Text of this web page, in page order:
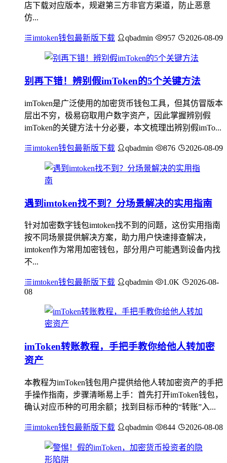
店下载对应版本，规避第三方非官方渠道，防止恶意
仿...
imtoken钱包最新版下载 qbadmin 957 2026-08-09
别再下错！辨别假imToken的5个关键方法
imToken是广泛使用的加密货币钱包工具，但其仿冒版本
层出不穷，极易窃取用户数字资产，因此掌握辨别假
imToken的关键方法十分必要，本文梳理出辨别假imTo...
imtoken钱包最新版下载 qbadmin 876 2026-08-09
遇到imtoken找不到？分场景解决的实用指南
针对加密数字钱包imtoken找不到的问题，这份实用指南
按不同场景提供解决方案，助力用户快速排查解决，
imtoken作为常用加密钱包，部分用户可能遇到设备内找
不...
imtoken钱包最新版下载 qbadmin 1.0K
2026-08-
08
imToken转账教程，手把手教你给他人转加密
资产
本教程为imToken钱包用户提供给他人转加密资产的手把
手操作指南，步骤清晰易上手：首先打开imToken钱包，
确认对应币种的可用余额；找到目标币种的“转账”入...
imtoken钱包最新版下载 qbadmin 844 2026-08-08